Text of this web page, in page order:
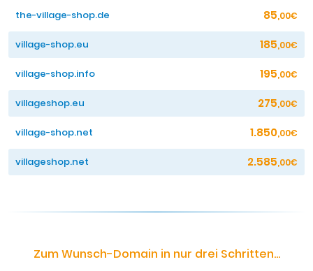
the-village-shop.de 85,00€
village-shop.eu 185,00€
village-shop.info 195,00€
villageshop.eu 275,00€
village-shop.net 1.850,00€
villageshop.net 2.585,00€
Zum Wunsch-Domain in nur drei Schritten...